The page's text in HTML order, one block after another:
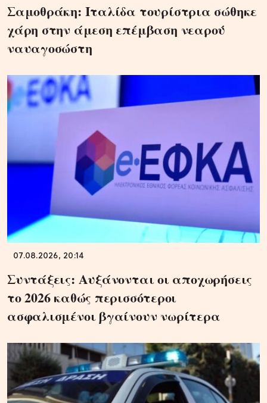
Σαμοθράκη: Ιταλίδα τουρίστρια σώθηκε
χάρη στην άμεση επέμβαση νεαρού
ναυαγοσώστη
07.08.2026, 20:14
Συντάξεις: Αυξάνονται οι αποχωρήσεις
το 2026 καθώς περισσότεροι
ασφαλισμένοι βγαίνουν νωρίτερα